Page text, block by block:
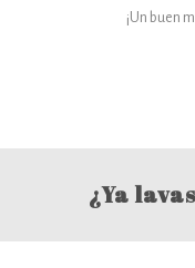
¡Un buen
¿Ya